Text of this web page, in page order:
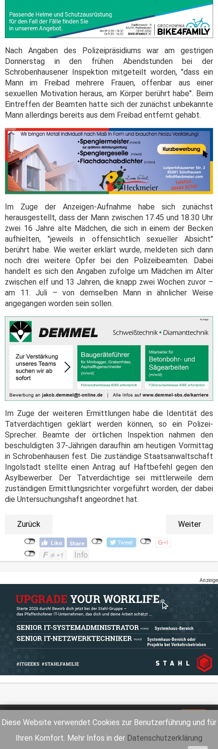
Diese Website verwendet Cookies zur Benutzerführung und für
Ihren Komfort. Mehr Infos in der Datenschutzerklärung
Nach Angaben des Polizeipräsidiums war am gestrigen
Donnerstag in den frühen Abendstunden bei der
Schrobenhausener Inspektion mitgeteilt worden, "dass ein
Mann im Freibad mehrere Frauen, offenbar aus einer
sexuellen Motivation heraus, am Körper berührt habe". Beim
Eintreffen der Beamten hatte sich der zunächst unbekannte
Mann allerdings bereits aus dem Freibad entfernt gehabt.
Im Zuge der Anzeigen-Aufnahme habe sich zunächst
herausgestellt, dass der Mann zwischen 17.45 und 18.30 Uhr
zwei 16 Jahre alte Mädchen, die sich in einem der Becken
aufhielten, "jeweils in offensichtlich sexueller Absicht"
berührt habe. Wie weiter erklärt wurde, meldeten sich dann
noch drei weitere Opfer bei den Polizeibeamten. Dabei
handelt es sich den Angaben zufolge um Mädchen im Alter
zwischen elf und 13 Jahren, die knapp zwei Wochen zuvor –
am 11. Juli – von demselben Mann in ähnlicher Weise
angegangen worden sein sollen.
Im Zuge der weiteren Ermittlungen habe die Identität des
Tatverdächtigen geklärt werden können, so ein Polizei-
Sprecher. Beamte der örtlichen Inspektion nahmen den
beschuldigten 37-Jährigen daraufhin am heutigen Vormittag
in Schrobenhausen fest. Die zuständige Staatsanwaltschaft
Ingolstadt stellte einen Antrag auf Haftbefehl gegen den
Asylbewerber. Der Tatverdächtige sei mittlerweile dem
zuständigen Ermittlungsrichter vorgeführt worden, der dabei
die Untersuchungshaft angeordnet hat.
Zurück Weiter
Anzeige